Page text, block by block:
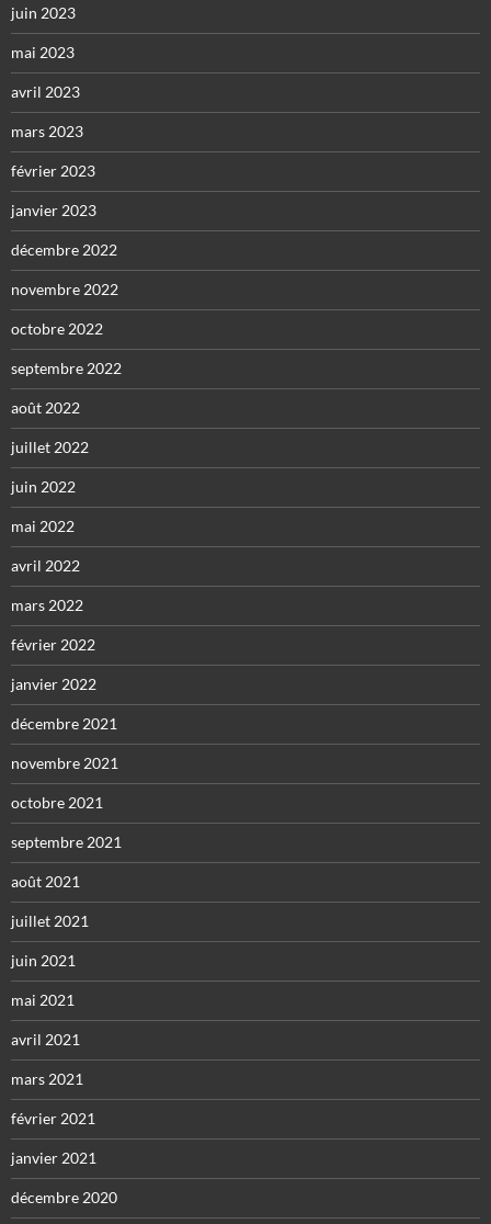
juin 2023
mai 2023
avril 2023
mars 2023
février 2023
janvier 2023
décembre 2022
novembre 2022
octobre 2022
septembre 2022
août 2022
juillet 2022
juin 2022
mai 2022
avril 2022
mars 2022
février 2022
janvier 2022
décembre 2021
novembre 2021
octobre 2021
septembre 2021
août 2021
juillet 2021
juin 2021
mai 2021
avril 2021
mars 2021
février 2021
janvier 2021
décembre 2020